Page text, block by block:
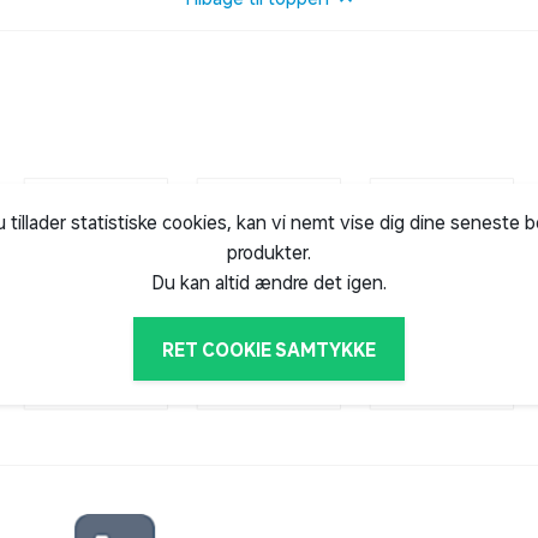
og beskytter, når den bevæger sig
høj rengøringsydeevne med nem og
ergonomisk design.
tillader statistiske cookies, kan vi nemt vise dig dine seneste
produkter.
Du kan altid ændre det igen.
RET COOKIE SAMTYKKE